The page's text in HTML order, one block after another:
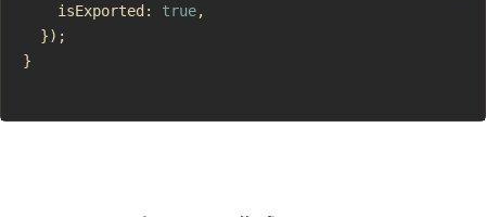
    isExported:
true,
  });
}